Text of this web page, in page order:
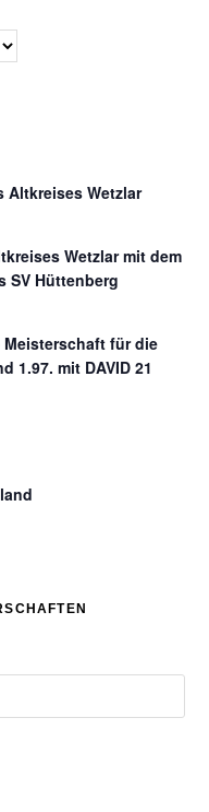
Altkreises Wetzlar
Wetzlar mit dem
SV Hüttenberg
für die
1.97. mit DAVID 21